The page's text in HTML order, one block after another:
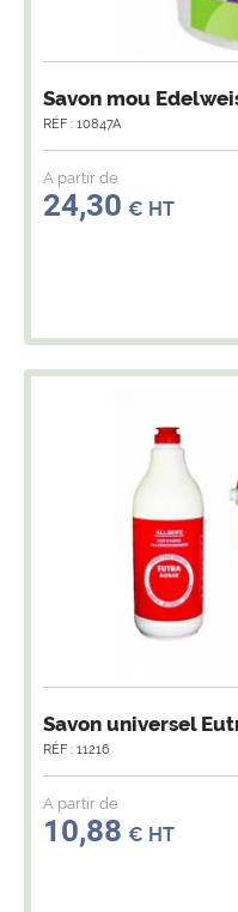
Savon mou
RÉF : 10847A
A partir de
24,30 € HT
Savon universel
RÉF : 11216
A partir de
10,88 € HT